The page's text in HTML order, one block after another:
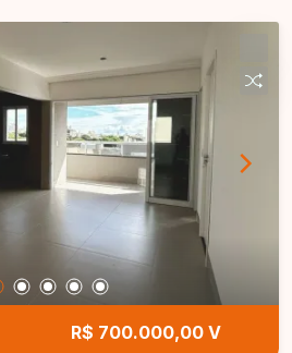
R$ 700.000,00 V